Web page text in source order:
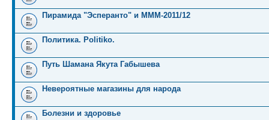
Пирамида "Эсперанто" и MMM-2011/12
Политика. Politiko.
Путь Шамана Якута Габышева
Невероятные магазины для народа
Болезни и здоровье